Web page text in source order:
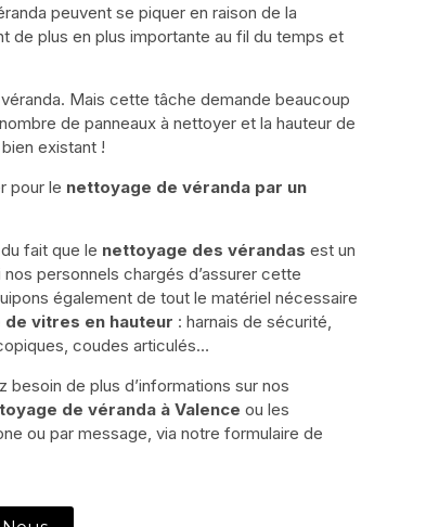
peuvent se piquer en raison de la
de plus en plus importante au fil du temps et
Mais cette tâche demande beaucoup
de panneaux à nettoyer et la hauteur de
existant !
pour le nettoyage de véranda par un
fait que le nettoyage des vérandas est un
personnels chargés d’assurer cette
également de tout le matériel nécessaire
vitres en hauteur : harnais de sécurité,
coudes articulés…
de plus d’informations sur nos
de véranda à Valence ou les
ou par message, via notre formulaire de